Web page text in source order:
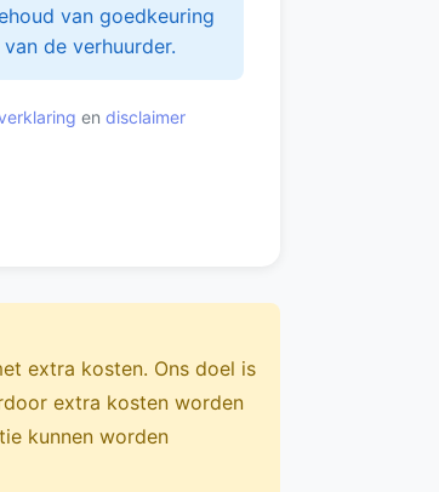
van goedkeuring
de verhuurder.
en disclaimer
extra kosten. Ons doel is
extra kosten worden
kunnen worden